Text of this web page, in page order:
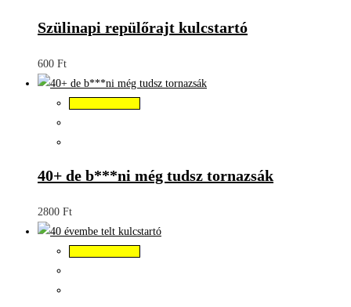
Szülinapi repülőrajt kulcstartó
600 Ft
40+ de b***ni még tudsz tornazsák
2800 Ft